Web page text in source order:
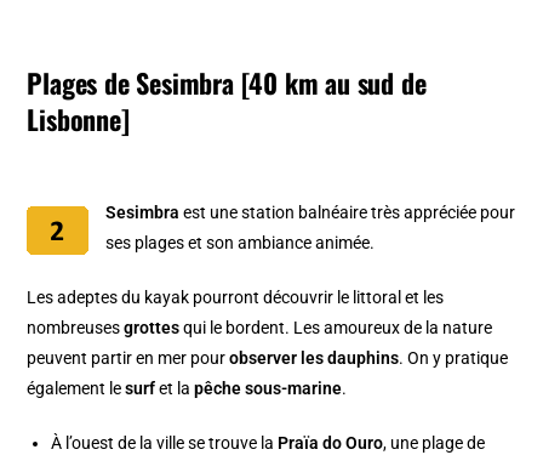
Plages de Sesimbra [40 km au sud de
Lisbonne]
Sesimbra est une station balnéaire très appréciée pour
ses plages et son ambiance animée.
Les adeptes du kayak pourront découvrir le littoral et les
nombreusesgrottesqui le bordent. Les amoureux de la nature
peuvent partir en mer pourobserver les dauphins. On y pratique
également lesurfet lapêche sous-marine.
À l’ouest de la ville se trouve la Praïa do Ouro, une plage de